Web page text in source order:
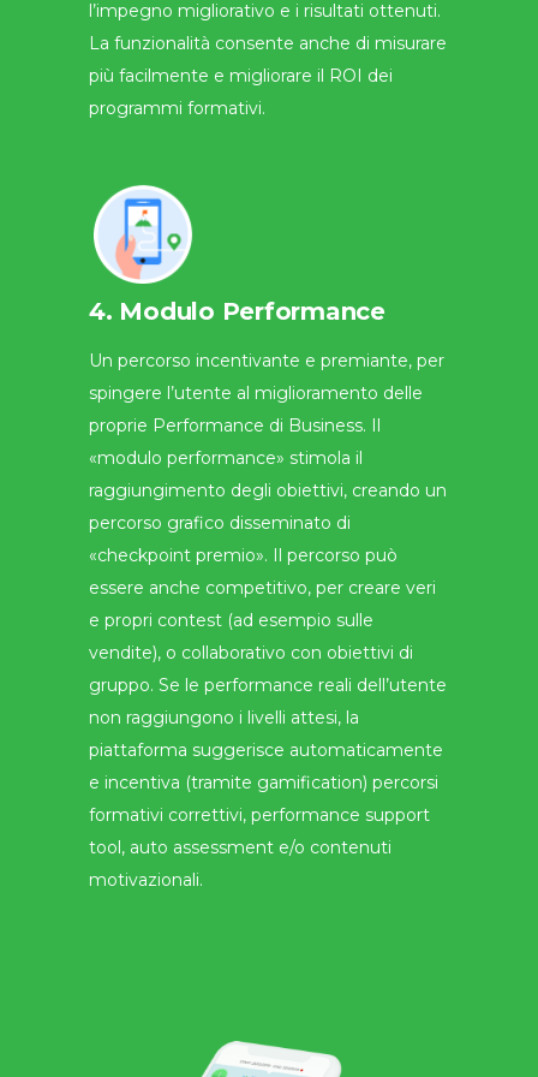
l’impegno migliorativo e i risultati ottenuti.
La funzionalità consente anche di misurare
più facilmente e migliorare il ROI dei
programmi formativi.
4. Modulo Performance
Un percorso incentivante e premiante, per
spingere l’utente al miglioramento delle
proprie Performance di Business. Il
«modulo performance» stimola il
raggiungimento degli obiettivi, creando un
percorso grafico disseminato di
«checkpoint premio». Il percorso può
essere anche competitivo, per creare veri
e propri contest (ad esempio sulle
vendite), o collaborativo con obiettivi di
gruppo. Se le performance reali dell’utente
non raggiungono i livelli attesi, la
piattaforma suggerisce automaticamente
e incentiva (tramite gamification) percorsi
formativi correttivi, performance support
tool, auto assessment e/o contenuti
motivazionali.